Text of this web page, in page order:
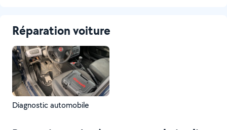
Réparation voiture
Diagnostic automobile